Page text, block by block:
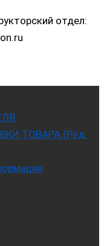
отдел:
ТОВАРА (Ред.